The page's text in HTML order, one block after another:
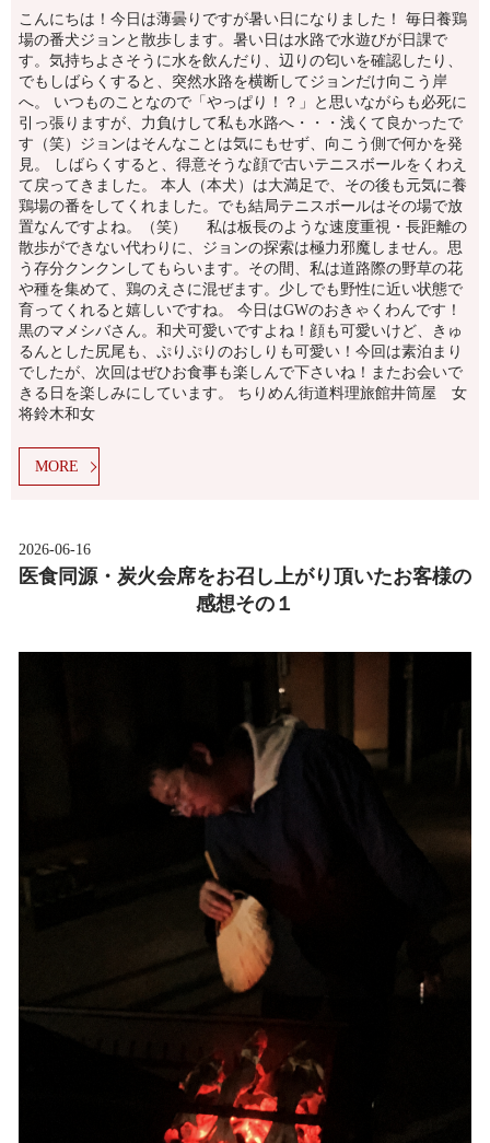
こんにちは！今日は薄曇りですが暑い日になりました！ 毎日養鶏
場の番犬ジョンと散歩します。暑い日は水路で水遊びが日課で
す。気持ちよさそうに水を飲んだり、辺りの匂いを確認したり、
でもしばらくすると、突然水路を横断してジョンだけ向こう岸
へ。 いつものことなので「やっぱり！？」と思いながらも必死に
引っ張りますが、力負けして私も水路へ・・・浅くて良かったで
す（笑）ジョンはそんなことは気にもせず、向こう側で何かを発
見。 しばらくすると、得意そうな顔で古いテニスボールをくわえ
て戻ってきました。 本人（本犬）は大満足で、その後も元気に養
鶏場の番をしてくれました。でも結局テニスボールはその場で放
置なんですよね。（笑） 私は板長のような速度重視・長距離の
散歩ができない代わりに、ジョンの探索は極力邪魔しません。思
う存分クンクンしてもらいます。その間、私は道路際の野草の花
や種を集めて、鶏のえさに混ぜます。少しでも野性に近い状態で
育ってくれると嬉しいですね。 今日はGWのおきゃくわんです！
黒のマメシバさん。和犬可愛いですよね！顔も可愛いけど、きゅ
るんとした尻尾も、ぷりぷりのおしりも可愛い！今回は素泊まり
でしたが、次回はぜひお食事も楽しんで下さいね！またお会いで
きる日を楽しみにしています。 ちりめん街道料理旅館井筒屋 女
将鈴木和女
MORE
2026-06-16
医食同源・炭火会席をお召し上がり頂いたお客様の
感想その１